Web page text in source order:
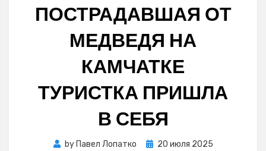
ПОСТРАДАВШАЯ ОТ
МЕДВЕДЯ НА
КАМЧАТКЕ
ТУРИСТКА ПРИШЛА
В СЕБЯ
by Павел Лопатко
Posted
20 июля 2025